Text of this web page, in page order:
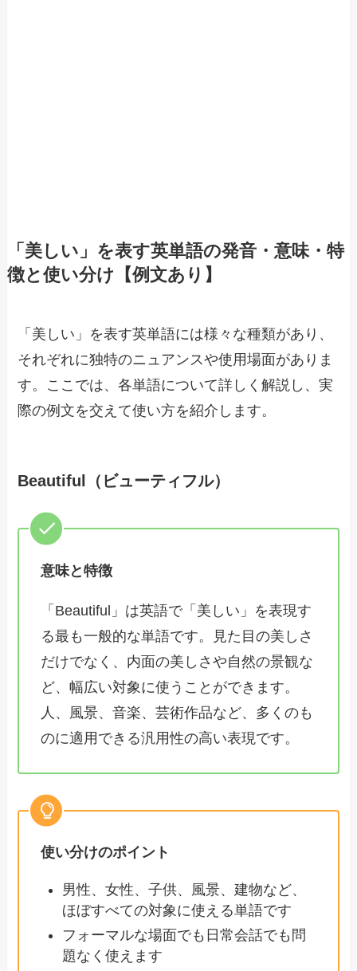
「美しい」を表す英単語の発音・意味・特
徴と使い分け【例文あり】
「美しい」を表す英単語には様々な種類があり、
それぞれに独特のニュアンスや使用場面がありま
す。ここでは、各単語について詳しく解説し、実
際の例文を交えて使い方を紹介します。
Beautiful（ビューティフル）
意味と特徴
「Beautiful」は英語で「美しい」を表現す
る最も一般的な単語です。見た目の美しさ
だけでなく、内面の美しさや自然の景観な
ど、幅広い対象に使うことができます。
人、風景、音楽、芸術作品など、多くのも
のに適用できる汎用性の高い表現です。
使い分けのポイント
男性、女性、子供、風景、建物など、
ほぼすべての対象に使える単語です
フォーマルな場面でも日常会話でも問
題なく使えます